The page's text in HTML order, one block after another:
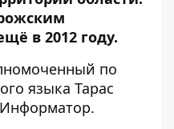
в 2012 году.
по
языка Тарас
Информатор.